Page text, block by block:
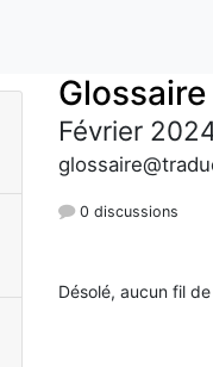
Glossaire
Février
0 discussions
Désolé, aucun fil